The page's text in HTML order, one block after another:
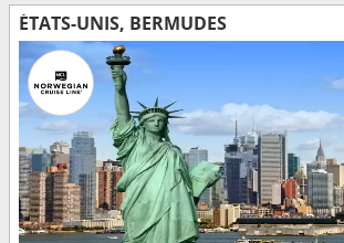
ÉTATS-UNIS, BERMUDES